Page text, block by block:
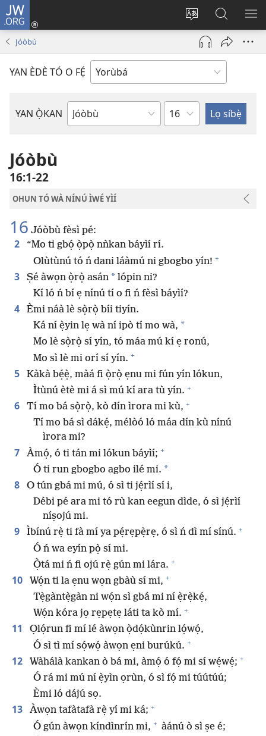
JW.ORG
Yí
èdè
ìkànnì
pa
Wọlé
(opens
window)
Wa
JW.ORG
Jóòbù
YAN ÈDÈ TÓ O FẸ́
YAN Ọ̀KAN
Ìwé
Orí
Jóòbù
16:1-22
OHUN TÓ WÀ NÍNÚ ÌWÉ YÌÍ
16 Jóòbù fèsì pé:
2
“Mo ti gbọ́ ọ̀pọ̀ nǹkan báyìí rí.
Olùtùnú tó ń dani láàmú ni gbogbo yín! +
3 Ṣé àwọn ọ̀rọ̀ asán * lópin ni?
Kí ló ń bí ẹ nínú tí o fi ń fèsì báyìí?
4
Èmi náà lè sọ̀rọ̀ bíi tiyín.
Ká ní ẹ̀yin lẹ wà ní ipò tí mo wà, *
Mo lè sọ̀rọ̀ sí yín, tó máa mú kí ẹ ronú,
Mo sì lè mi orí sí yín. +
5
Kàkà bẹ́ẹ̀, màá fi ọ̀rọ̀ ẹnu mi fún yín lókun,
Ìtùnú ètè mi á sì mú kí ara tù yín. +
6 Tí mo bá sọ̀rọ̀, kò dín ìrora mi kù, +
Tí mo bá sì dákẹ́, mélòó ló máa dín kù nínú
ìrora mi?
7 Àmọ́, ó ti tán mi lókun báyìí; +
Ó ti run gbogbo agbo ilé mi. *
8
O tún gbá mi mú, ó sì ti jẹ́rìí sí i,
Débi pé ara mi tó rù kan eegun dìde, ó sì jẹ́rìí
níṣojú mi.
9 Ìbínú rẹ̀ ti fà mí ya pẹ́rẹpẹ̀rẹ, ó sì ń dì mí sínú. +
Ó ń wa eyín pọ̀ sí mi.
Ọ̀tá mi ń fi ojú rẹ̀ gún mi lára. +
10 Wọ́n ti la ẹnu wọn gbàù sí mi, +
Tẹ̀gàntẹ̀gàn ni wọ́n sì gbá mi ní ẹ̀rẹ̀kẹ́,
Wọ́n kóra jọ rẹpẹtẹ láti ta kò mí. +
11
Ọlọ́run fi mí lé àwọn ọ̀dọ́kùnrin lọ́wọ́,
Ó sì tì mí sọ́wọ́ àwọn ẹni burúkú. +
12 Wàhálà kankan ò bá mi, àmọ́ ó fọ́ mi sí wẹ́wẹ́; +
Ó rá mi mú ní ẹ̀yìn ọrùn, ó sì fọ́ mi túútúú;
Èmi ló dájú sọ.
13 Àwọn tafàtafà rẹ̀ yí mi ká; +
Ó gún àwọn kíndìnrín mi, + àánú ò sì ṣe é;